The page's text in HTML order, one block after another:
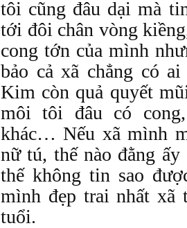
tôi cũng đâu dại mà
tới đôi chân vòng
cong tớn của mình
bảo cả xã chẳng có
Kim còn quả quyết
môi tôi đâu có
khác… Nếu xã mình
nữ tú, thế nào đằng
thế không tin sao
mình đẹp trai nhất
tuổi.